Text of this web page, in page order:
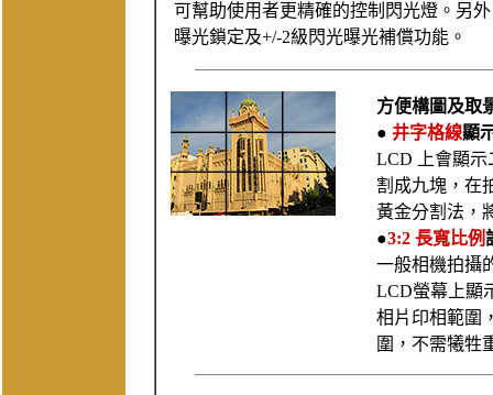
可幫助使用者更精確的控制閃光燈。另
曝光鎖定及+/-2級閃光曝光補償功能。
方便構圖及取
● 井字格線顯
LCD 上會顯示
割成九塊，在
黃金分割法，
●3:2 長寬比例
一般相機拍攝
LCD螢幕上顯
相片印相範圍
圍，不需犧牲